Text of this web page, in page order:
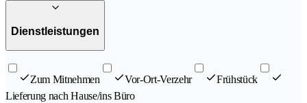
Dienstleistungen
Zum Mitnehmen Vor-Ort-Verzehr
Frühstück
Lieferung nach Hause/ins Büro